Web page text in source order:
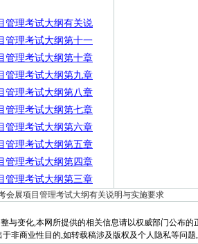
管理考试大纲有关说
管理考试大纲第十一
管理考试大纲第十章
管理考试大纲第九章
管理考试大纲第八章
管理考试大纲第七章
管理考试大纲第六章
管理考试大纲第五章
管理考试大纲第四章
管理考试大纲第三章
会展项目管理考试大纲有关说明与实施要求
与变化,本网所提供的相关信息请以权威部门公布的
非商业性目的,如转载稿涉及版权及个人隐私等问题